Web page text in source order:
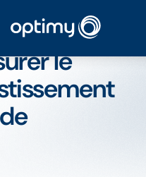
de vos projets
le